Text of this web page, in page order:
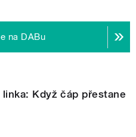
na DABu
Když čáp přestane